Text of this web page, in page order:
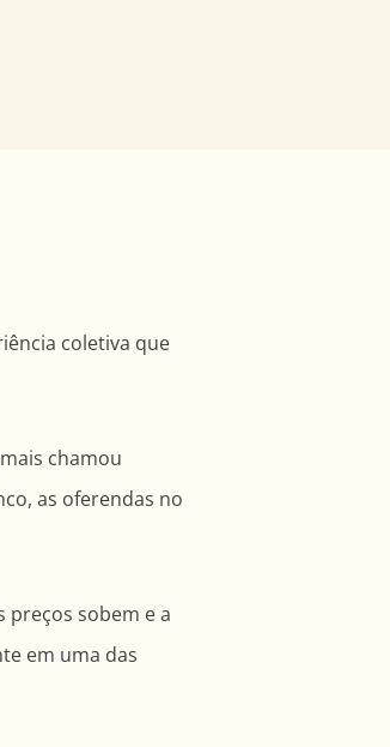
coletiva que
chamou
as oferendas no
preços sobem e a
em uma das